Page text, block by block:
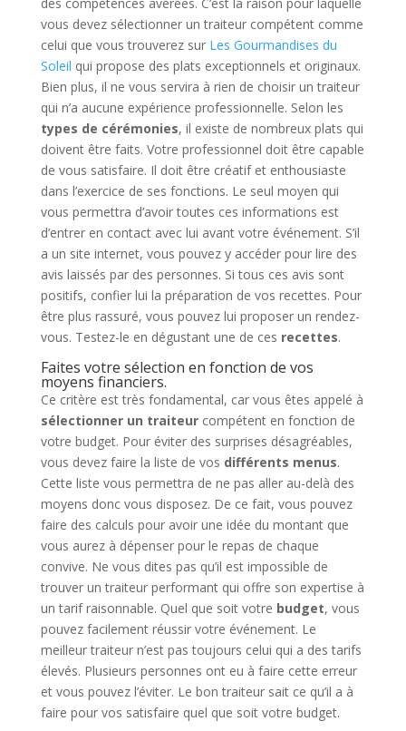
vous devez sélectionner un traiteur compétent comme
celui que vous trouverez sur Les Gourmandises du
Soleil qui propose des plats exceptionnels et originaux.
Bien plus, il ne vous servira à rien de choisir un traiteur
qui n’a aucune expérience professionnelle. Selon les
types de cérémonies, il existe de nombreux plats qui
doivent être faits. Votre professionnel doit être capable
de vous satisfaire. Il doit être créatif et enthousiaste
dans l’exercice de ses fonctions. Le seul moyen qui
vous permettra d’avoir toutes ces informations est
d’entrer en contact avec lui avant votre événement. S’il
a un site internet, vous pouvez y accéder pour lire des
avis laissés par des personnes. Si tous ces avis sont
positifs, confier lui la préparation de vos recettes. Pour
être plus rassuré, vous pouvez lui proposer un rendez-
vous. Testez-le en dégustant une de ces recettes.
Faites votre sélection en fonction de vos
moyens financiers.
Ce critère est très fondamental, car vous êtes appelé à
sélectionner un traiteurcompétent en fonction de
votre budget. Pour éviter des surprises désagréables,
vous devez faire la liste de vos différents menus.
Cette liste vous permettra de ne pas aller au-delà des
moyens donc vous disposez. De ce fait, vous pouvez
faire des calculs pour avoir une idée du montant que
vous aurez à dépenser pour le repas de chaque
convive. Ne vous dites pas qu’il est impossible de
trouver un traiteur performant qui offre son expertise à
un tarif raisonnable. Quel que soit votre budget, vous
pouvez facilement réussir votre événement. Le
meilleur traiteur n’est pas toujours celui qui a des tarifs
élevés. Plusieurs personnes ont eu à faire cette erreur
et vous pouvez l’éviter. Le bon traiteur sait ce qu’il a à
faire pour vos satisfaire quel que soit votre budget.